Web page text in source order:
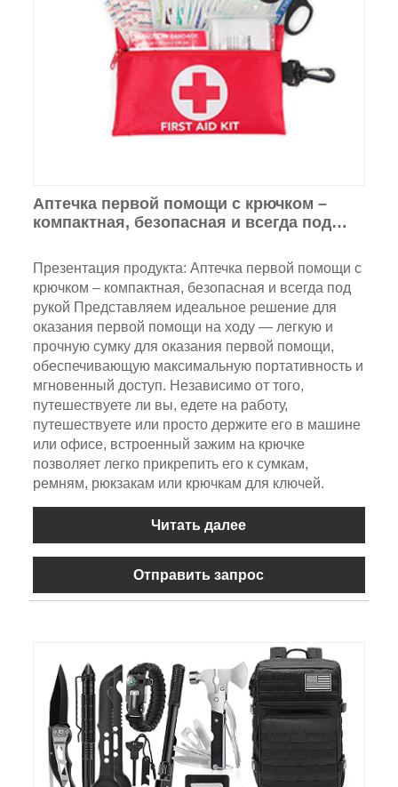
Аптечка первой помощи с крючком –
компактная, безопасная и всегда под
Презентация продукта: Аптечка первой помощи с
крючком – компактная, безопасная и всегда под
рукой Представляем идеальное решение для
оказания первой помощи на ходу — легкую и
прочную сумку для оказания первой помощи,
обеспечивающую максимальную портативность и
мгновенный доступ. Независимо от того,
путешествуете ли вы, едете на работу,
путешествуете или просто держите его в машине
или офисе, встроенный зажим на крючке
позволяет легко прикрепить его к сумкам,
ремням, рюкзакам или крючкам для ключей.
Читать далее
Отправить запрос